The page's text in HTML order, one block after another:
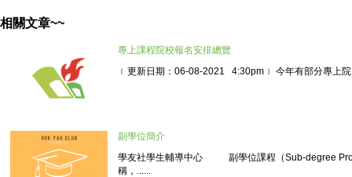
相關文章~~
專上課程院校報名安排總覽
﹝更新日期：06-08-2021 4:30pm﹞ 今年有部分專上院
副學位簡介
學友社學生輔導中心 副學位課程（Sub-degree
稱，......